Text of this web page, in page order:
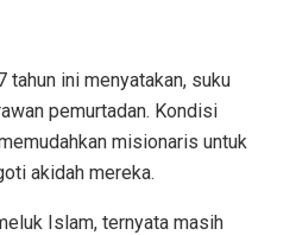
tahun ini menyatakan, suku
pemurtadan. Kondisi
misionaris untuk
akidah mereka.
Islam, ternyata masih